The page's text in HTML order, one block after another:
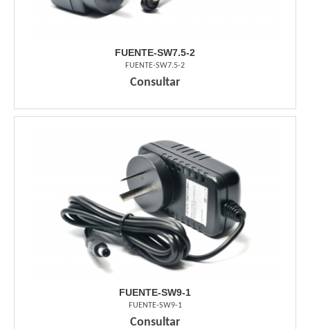
FUENTE-SW7.5-2
FUENTE-SW7.5-2
Consultar
FUENTE-SW9-1
FUENTE-SW9-1
Consultar